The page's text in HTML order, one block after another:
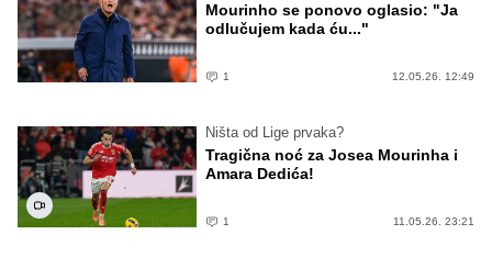
Mourinho se ponovo oglasio: "Ja
odlučujem kada ću..."
1 12.05.26. 12:49
Ništa od Lige prvaka?
Tragična noć za Josea Mourinha i
Amara Dedića!
1 11.05.26. 23:21